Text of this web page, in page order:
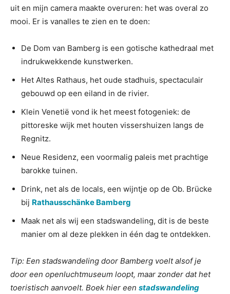
uit en mijn camera maakte overuren: het was overal zo
mooi. Er is vanalles te zien en te doen:
De Dom van Bamberg is een gotische kathedraal met
indrukwekkende kunstwerken.
Het Altes Rathaus, het oude stadhuis, spectaculair
gebouwd op een eiland in de rivier.
Klein Venetië vond ik het meest fotogeniek: de
pittoreske wijk met houten vissershuizen langs de
Regnitz.
Neue Residenz, een voormalig paleis met prachtige
barokke tuinen.
Drink, net als de locals, een wijntje op de Ob. Brücke
bij Rathausschänke Bamberg
Maak net als wij een stadswandeling, dit is de beste
manier om al deze plekken in één dag te ontdekken.
Tip: Een stadswandeling door Bamberg voelt alsof je
door een openluchtmuseum loopt, maar zonder dat het
toeristisch aanvoelt. Boek hier een stadswandeling